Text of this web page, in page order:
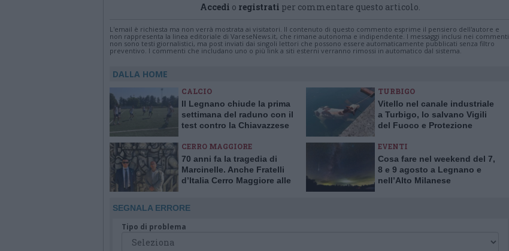
Accedi o registrati per commentare questo articolo.
L'email è richiesta ma non verrà mostrata ai visitatori. Il contenuto di questo commento esprime il pensiero dell'autore e
non rappresenta la linea editoriale di VareseNews.it, che rimane autonoma e indipendente. I messaggi inclusi nei commenti
non sono testi giornalistici, ma post inviati dai singoli lettori che possono essere automaticamente pubblicati senza filtro
preventivo. I commenti che includano uno o più link a siti esterni verranno rimossi in automatico dal sistema.
DALLA HOME
CALCIO
Il Legnano chiude la prima
settimana del raduno con il
test contro la Chiavazzese
TURBIGO
Vitello nel canale industriale
a Turbigo, lo salvano Vigili
del Fuoco e Protezione
CERRO MAGGIORE
70 anni fa la tragedia di
Marcinelle. Anche Fratelli
d’Italia Cerro Maggiore alle
EVENTI
Cosa fare nel weekend del 7,
8 e 9 agosto a Legnano e
nell’Alto Milanese
SEGNALA ERRORE
Tipo di problema